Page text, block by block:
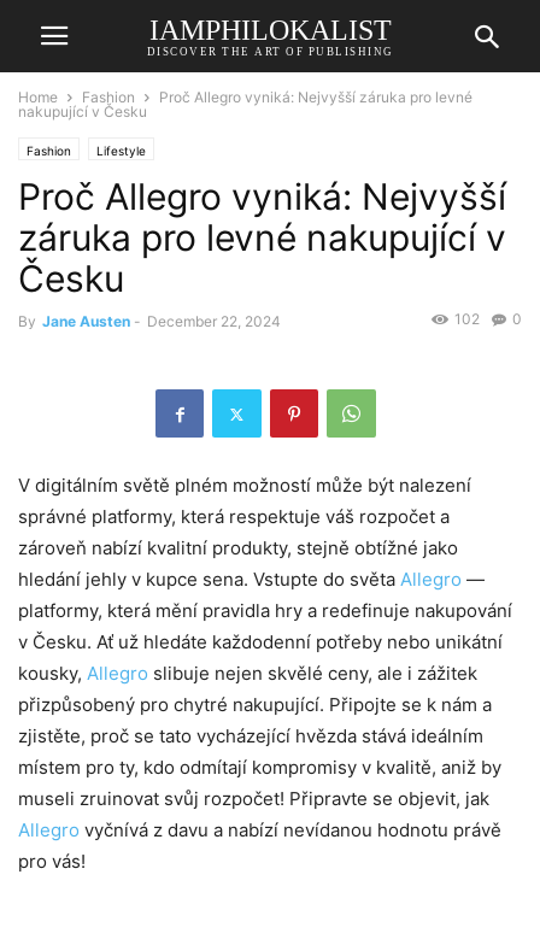
IAMPHILOKALIST
DISCOVER THE ART OF PUBLISHING
Home Fashion
Proč Allegro vyniká: Nejvyšší záruka pro levné
nakupující v Česku
Fashion Lifestyle
Proč Allegro vyniká: Nejvyšší
záruka pro levné nakupující v
Česku
By Jane Austen - December 22, 2024 0
102
V digitálním světě plném možností může být nalezení
správné platformy, která respektuje váš rozpočet a
zároveň nabízí kvalitní produkty, stejně obtížné jako
hledání jehly v kupce sena. Vstupte do světa Allegro —
platformy, která mění pravidla hry a redefinuje nakupování
v Česku. Ať už hledáte každodenní potřeby nebo unikátní
kousky, Allegro slibuje nejen skvělé ceny, ale i zážitek
přizpůsobený pro chytré nakupující. Připojte se k nám a
zjistěte, proč se tato vycházející hvězda stává ideálním
místem pro ty, kdo odmítají kompromisy v kvalitě, aniž by
museli zruinovat svůj rozpočet! Připravte se objevit, jak
Allegro vyčnívá z davu a nabízí nevídanou hodnotu právě
pro vás!